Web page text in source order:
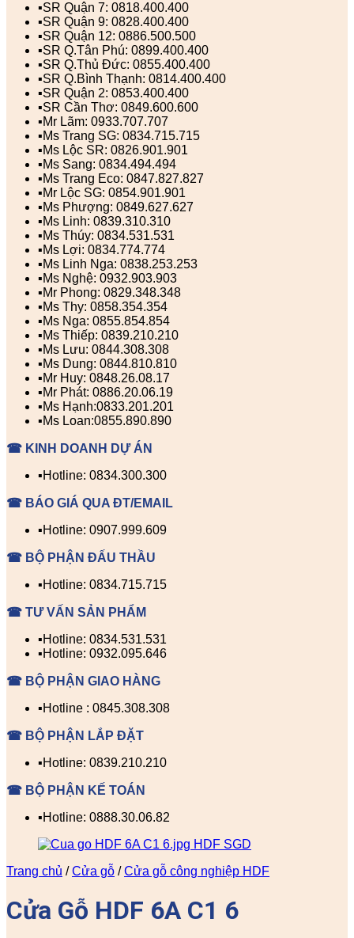
▪️SR Quận 7: 0818.400.400
▪️SR Quận 9: 0828.400.400
▪️SR Quận 12: 0886.500.500
▪️SR Q.Tân Phú: 0899.400.400
▪️SR Q.Thủ Đức: 0855.400.400
▪️SR Q.Bình Thạnh: 0814.400.400
▪️SR Quận 2: 0853.400.400
▪️SR Cần Thơ: 0849.600.600
▪️Mr Lãm: 0933.707.707
▪️Ms Trang SG: 0834.715.715
▪️Ms Lộc SR: 0826.901.901
▪️Ms Sang: 0834.494.494
▪️Ms Trang Eco: 0847.827.827
▪️Mr Lộc SG: 0854.901.901
▪️Ms Phượng: 0849.627.627
▪️Ms Linh: 0839.310.310
▪️Ms Thúy: 0834.531.531
▪️Ms Lợi: 0834.774.774
▪️Ms Linh Nga: 0838.253.253
▪️Ms Nghệ: 0932.903.903
▪️Mr Phong: 0829.348.348
▪️Ms Thy: 0858.354.354
▪️Ms Nga: 0855.854.854
▪️Ms Thiếp: 0839.210.210
▪️Ms Lưu: 0844.308.308
▪️Ms Dung: 0844.810.810
▪️Mr Huy: 0848.26.08.17
▪️Mr Phát: 0886.20.06.19
▪️Ms Hạnh:0833.201.201
▪️Ms Loan:0855.890.890
☎ KINH DOANH DỰ ÁN
▪️Hotline: 0834.300.300
☎ BÁO GIÁ QUA ĐT/EMAIL
▪️Hotline: 0907.999.609
☎ BỘ PHẬN ĐẤU THẦU
▪️Hotline: 0834.715.715
☎ TƯ VẤN SẢN PHẨM
▪️Hotline: 0834.531.531
▪️Hotline: 0932.095.646
☎ BỘ PHẬN GIAO HÀNG
▪️Hotline : 0845.308.308
☎ BỘ PHẬN LẮP ĐẶT
▪️Hotline: 0839.210.210
☎ BỘ PHẬN KẾ TOÁN
▪️Hotline: 0888.30.06.82
Trang chủ / Cửa gỗ / Cửa gỗ công nghiệp HDF
Cửa Gỗ HDF 6A C1 6